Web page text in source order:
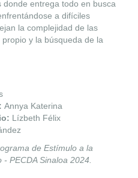
entrega todo en busca
a difíciles
la complejidad de las
y la búsqueda de la
Annya Katerina
Lízbeth Félix
de Estímulo a la
PECDA Sinaloa 2024.